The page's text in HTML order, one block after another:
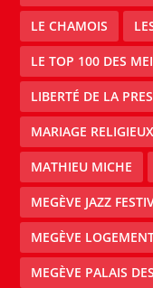
LE CHAMOIS
LE TOP 100 DES
LIBERTÉ DE LA
MARIAGE RELIGIEUX
MATHIEU MICHE
MEGÈVE JAZZ
MEGÈVE
MEGÈVE PALAIS